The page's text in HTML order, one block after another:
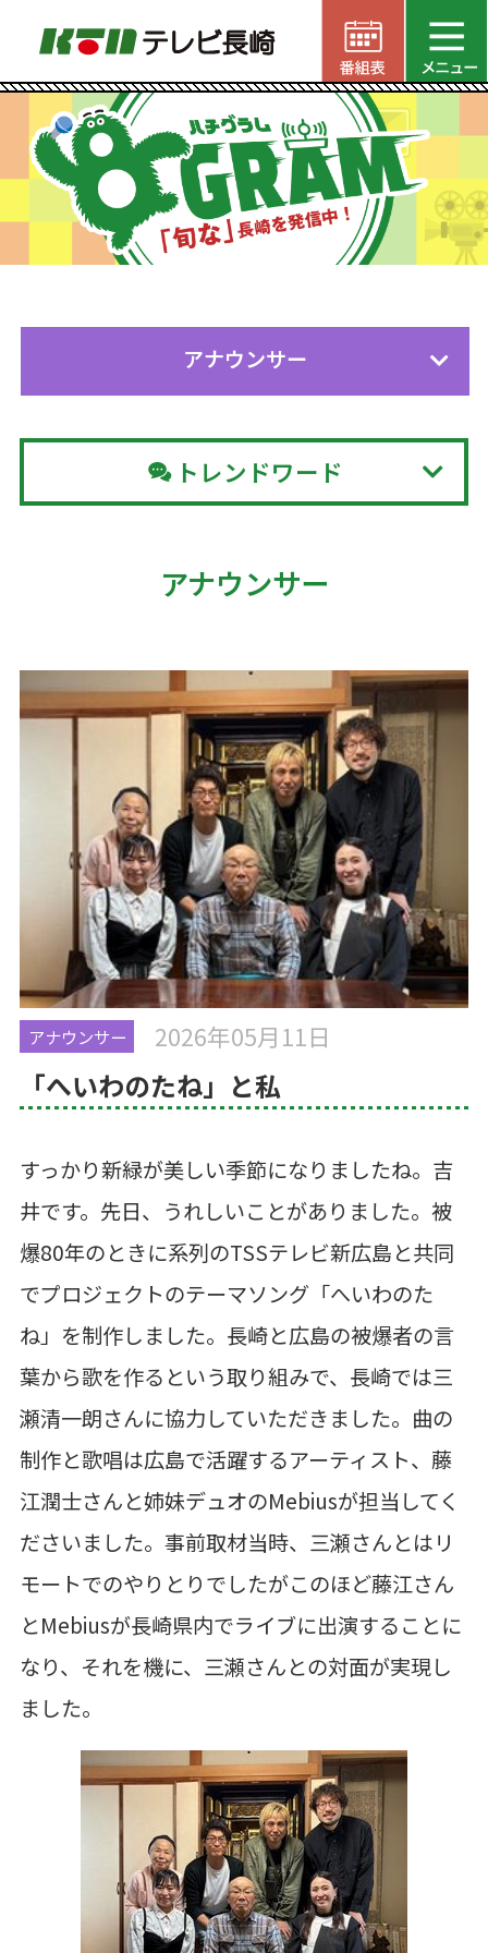
アナウンサー
トレンドワード
アナウンサー
アナウンサー 2026年05月11日
「へいわのたね」と私
すっかり新緑が美しい季節になりましたね。吉
井です。先日、うれしいことがありました。 被
爆80年のときに系列のTSSテレビ新広島と共同
でプロジェクトのテーマソング「へいわのた
ね」を制作しました。 長崎と広島の被爆者の言
葉から歌を作るという取り組みで、 長崎では三
瀬清一朗さんに協力していただきました。 曲の
制作と歌唱は広島で活躍するアーティスト、 藤
江潤士さんと姉妹デュオのMebiusが担当してく
ださいました。 事前取材当時、 三瀬さんとはリ
モートでのやりとりでしたがこのほど藤江さん
とMebiusが長崎県内でライブに出演することに
なり、 それを機に、三瀬さんとの対面が実現し
ました。